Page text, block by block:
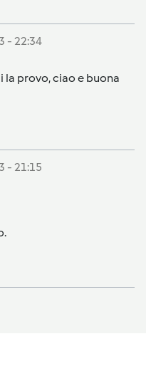
- 22:34
la provo, ciao e buona
- 21:15